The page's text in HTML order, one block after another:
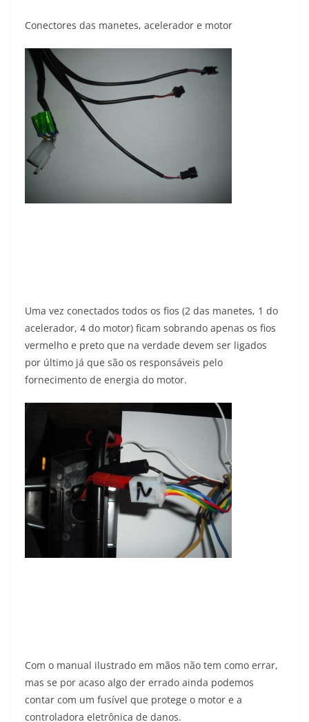
Conectores das manetes, acelerador e motor
Uma vez conectados todos os fios (2 das manetes, 1 do
acelerador, 4 do motor) ficam sobrando apenas os fios
vermelho e preto que na verdade devem ser ligados
por último já que são os responsáveis pelo
fornecimento de energia do motor.
Com o manual ilustrado em mãos não tem como errar,
mas se por acaso algo der errado ainda podemos
contar com um fusível que protege o motor e a
controladora eletrônica de danos.